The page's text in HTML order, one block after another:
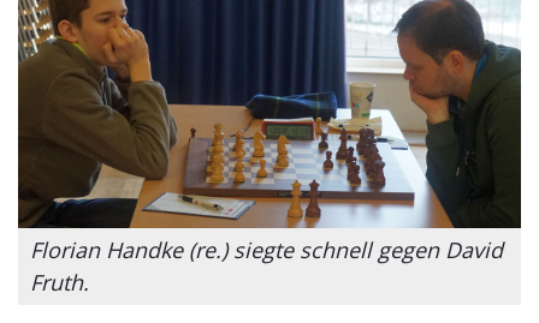
Florian Handke (re.) siegte schnell gegen David
Fruth.